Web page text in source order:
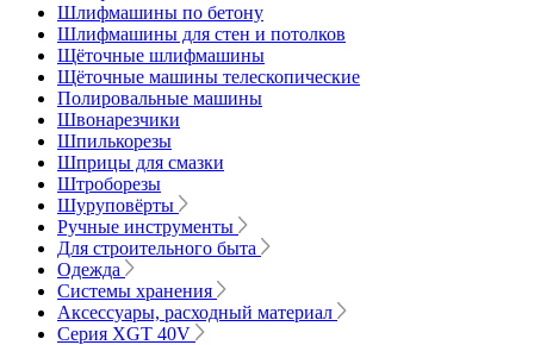
Шлифмашины по бетону
Шлифмашины для стен и потолков
Щёточные шлифмашины
Щёточные машины телескопические
Полировальные машины
Швонарезчики
Шпилькорезы
Шприцы для смазки
Штроборезы
Шуруповёрты
Ручные инструменты
Для строительного быта
Одежда
Системы хранения
Аксессуары, расходный материал
Серия XGT 40V